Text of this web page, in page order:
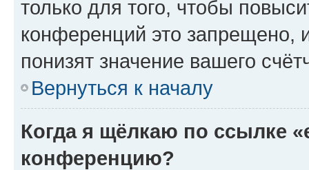
только для того, чтобы
конференций это запрещено,
понизят значение вашего
Вернуться к началу
Когда я щёлкаю по ссылке
конференцию?